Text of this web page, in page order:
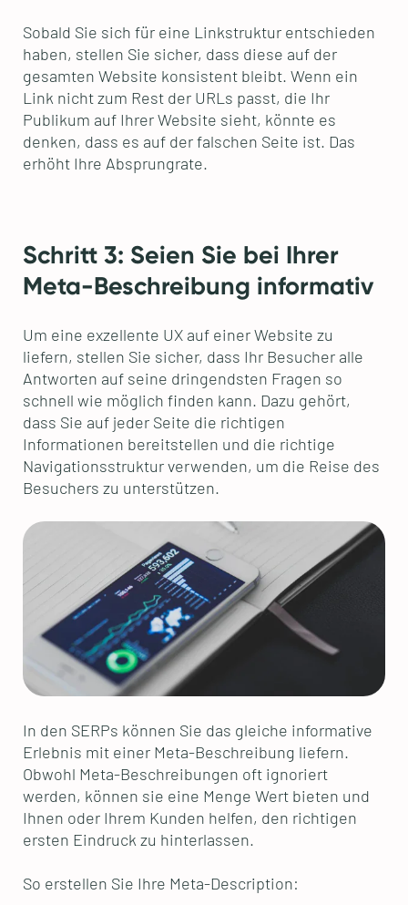
Sobald Sie sich für eine Linkstruktur entschieden
haben, stellen Sie sicher, dass diese auf der
gesamten Website konsistent bleibt. Wenn ein
Link nicht zum Rest der URLs passt, die Ihr
Publikum auf Ihrer Website sieht, könnte es
denken, dass es auf der falschen Seite ist. Das
erhöht Ihre Absprungrate.
Schritt 3: Seien Sie bei Ihrer
Meta-Beschreibung informativ
Um eine exzellente UX auf einer Website zu
liefern, stellen Sie sicher, dass Ihr Besucher alle
Antworten auf seine dringendsten Fragen so
schnell wie möglich finden kann. Dazu gehört,
dass Sie auf jeder Seite die richtigen
Informationen bereitstellen und die richtige
Navigationsstruktur verwenden, um die Reise des
Besuchers zu unterstützen.
In den SERPs können Sie das gleiche informative
Erlebnis mit einer Meta-Beschreibung liefern.
Obwohl Meta-Beschreibungen oft ignoriert
werden, können sie eine Menge Wert bieten und
Ihnen oder Ihrem Kunden helfen, den richtigen
ersten Eindruck zu hinterlassen.
So erstellen Sie Ihre Meta-Description: